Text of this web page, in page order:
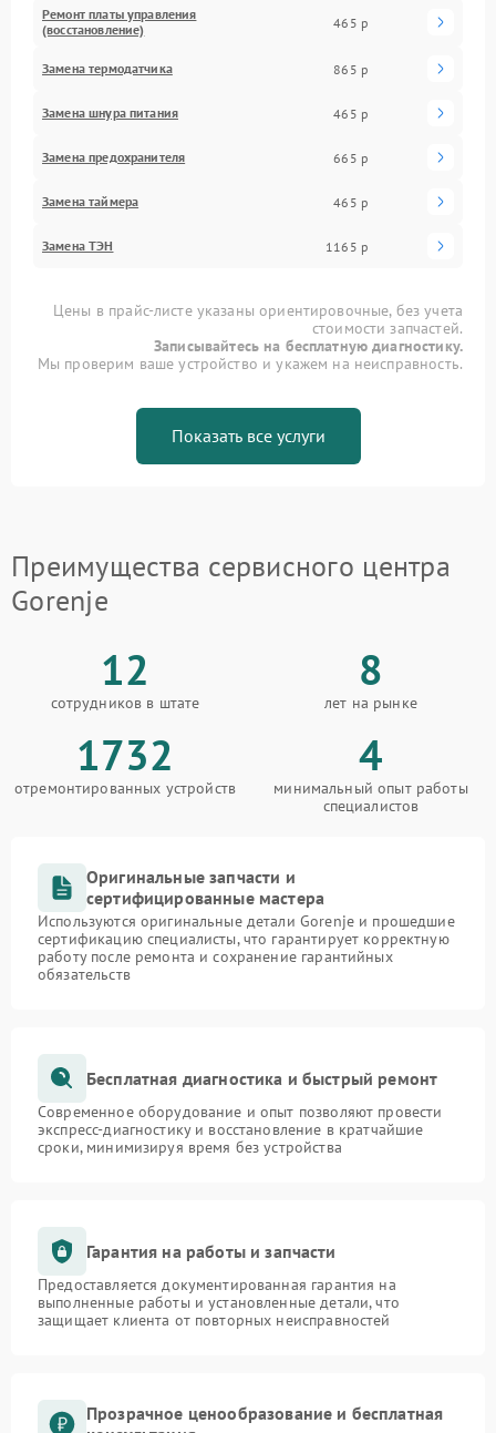
Ремонт платы управления
(восстановление)
465 р
Замена термодатчика 865 р
Замена шнура питания 465 р
Замена предохранителя 665 р
Замена таймера 465 р
Замена ТЭН 1165 р
Цены в прайс-листе указаны ориентировочные, без учета
стоимости запчастей.
Записывайтесь на бесплатную диагностику.
Мы проверим ваше устройство и укажем на неисправность.
Показать все услуги
Преимущества сервисного центра
Gorenje
12
сотрудников в штате
8
лет на рынке
1732
отремонтированных устройств
4
минимальный опыт работы
специалистов
Оригинальные запчасти и
сертифицированные мастера
Используются оригинальные детали Gorenje и прошедшие
сертификацию специалисты, что гарантирует корректную
работу после ремонта и сохранение гарантийных
обязательств
Бесплатная диагностика и быстрый ремонт
Современное оборудование и опыт позволяют провести
экспресс-диагностику и восстановление в кратчайшие
сроки, минимизируя время без устройства
Гарантия на работы и запчасти
Предоставляется документированная гарантия на
выполненные работы и установленные детали, что
защищает клиента от повторных неисправностей
Прозрачное ценообразование и бесплатная